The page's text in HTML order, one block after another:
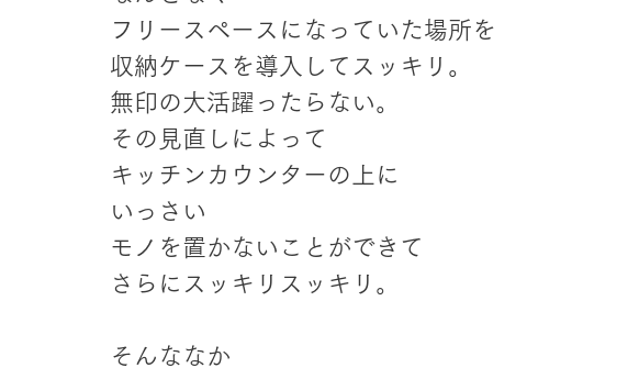
フリースペースになっていた場所を
収納ケースを導入してスッキリ。
無印の大活躍ったらない。
その見直しによって
キッチンカウンターの上に
いっさい
モノを置かないことができて
さらにスッキリスッキリ。
そんななか